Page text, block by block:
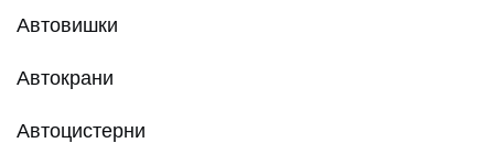
Автовишки
Автокрани
Автоцистерни